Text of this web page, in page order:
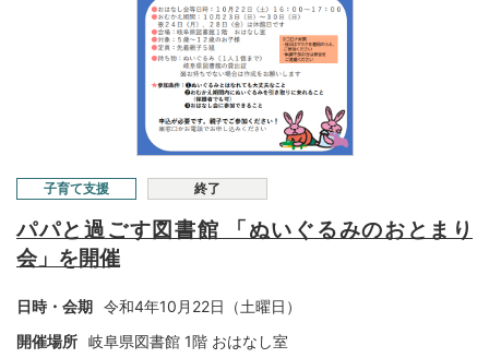
子育て支援 終了
パパと過ごす図書館 「ぬいぐるみのおとまり
会」を開催
日時・会期
令和4年10月22日（土曜日）
開催場所 岐阜県図書館 1階 おはなし室